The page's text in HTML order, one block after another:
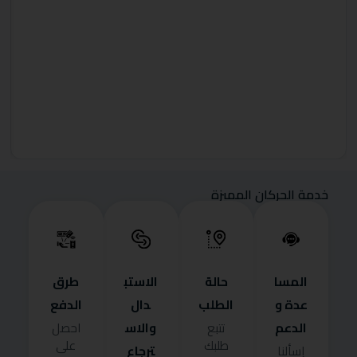
خدمة الحركان المميزة
المسا
عدة و
الدعم
إسألنا
حالة
الطلب
تتبع
طلبك
الاستب
دال
والاس
ترجاع
طرق
الدفع
احصل
على